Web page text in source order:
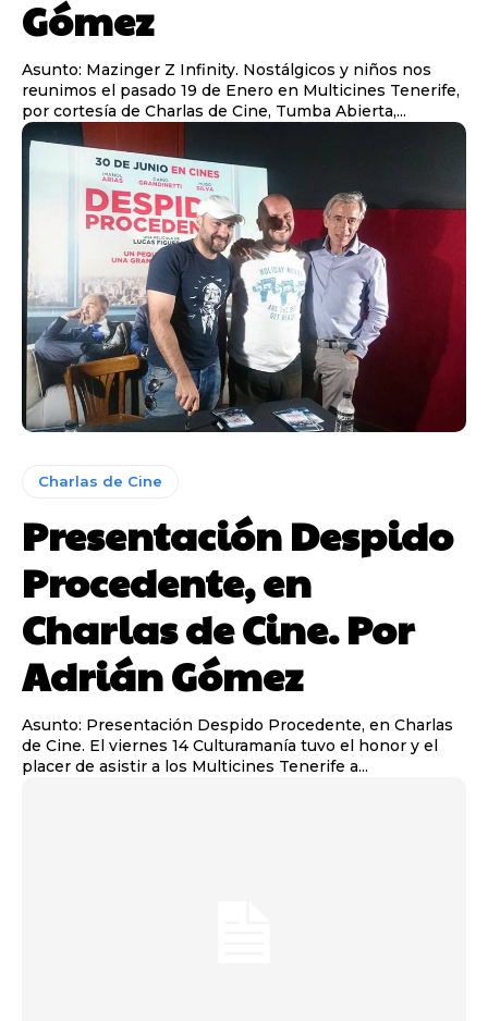
Gómez
Asunto: Mazinger Z Infinity. Nostálgicos y niños nos
reunimos el pasado 19 de Enero en Multicines Tenerife,
por cortesía de Charlas de Cine, Tumba Abierta,...
Charlas de Cine
Presentación Despido
Procedente, en
Charlas de Cine. Por
Adrián Gómez
Asunto: Presentación Despido Procedente, en Charlas
de Cine. El viernes 14 Culturamanía tuvo el honor y el
placer de asistir a los Multicines Tenerife a...